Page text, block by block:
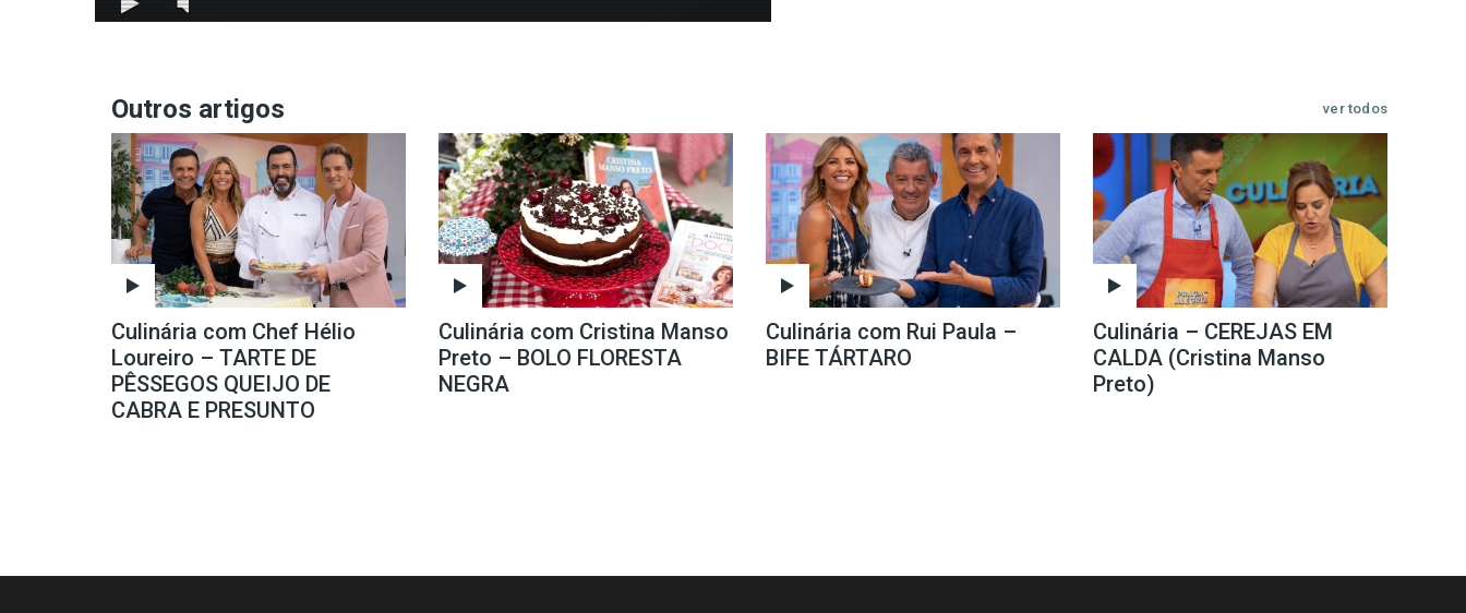
Outros artigos ver todos
Culinária com Chef Hélio
Loureiro – TARTE DE
PÊSSEGOS QUEIJO DE
CABRA E PRESUNTO
Culinária com Cristina Manso
Preto – BOLO FLORESTA
NEGRA
Culinária com Rui Paula –
BIFE TÁRTARO
Culinária – CEREJAS EM
CALDA (Cristina Manso
Preto)